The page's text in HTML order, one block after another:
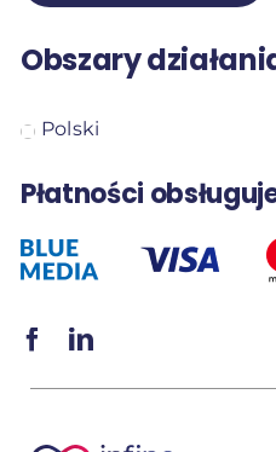
Obszary
Polski
Płatności